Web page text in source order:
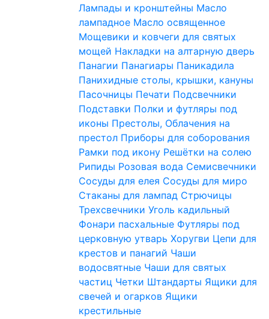
Лампады и кронштейны Масло
лампадное Масло освященное
Мощевики и ковчеги для святых
мощей Накладки на алтарную дверь
Панагии Панагиары Паникадила
Панихидные столы, крышки, кануны
Пасочницы Печати Подсвечники
Подставки Полки и футляры под
иконы Престолы, Облачения на
престол Приборы для соборования
Рамки под икону Решётки на солею
Рипиды Розовая вода Семисвечники
Сосуды для елея Сосуды для миро
Стаканы для лампад Стрючицы
Трехсвечники Уголь кадильный
Фонари пасхальные Футляры под
церковную утварь Хоругви Цепи для
крестов и панагий Чаши
водосвятные Чаши для святых
частиц Четки Штандарты Ящики для
свечей и огарков Ящики
крестильные